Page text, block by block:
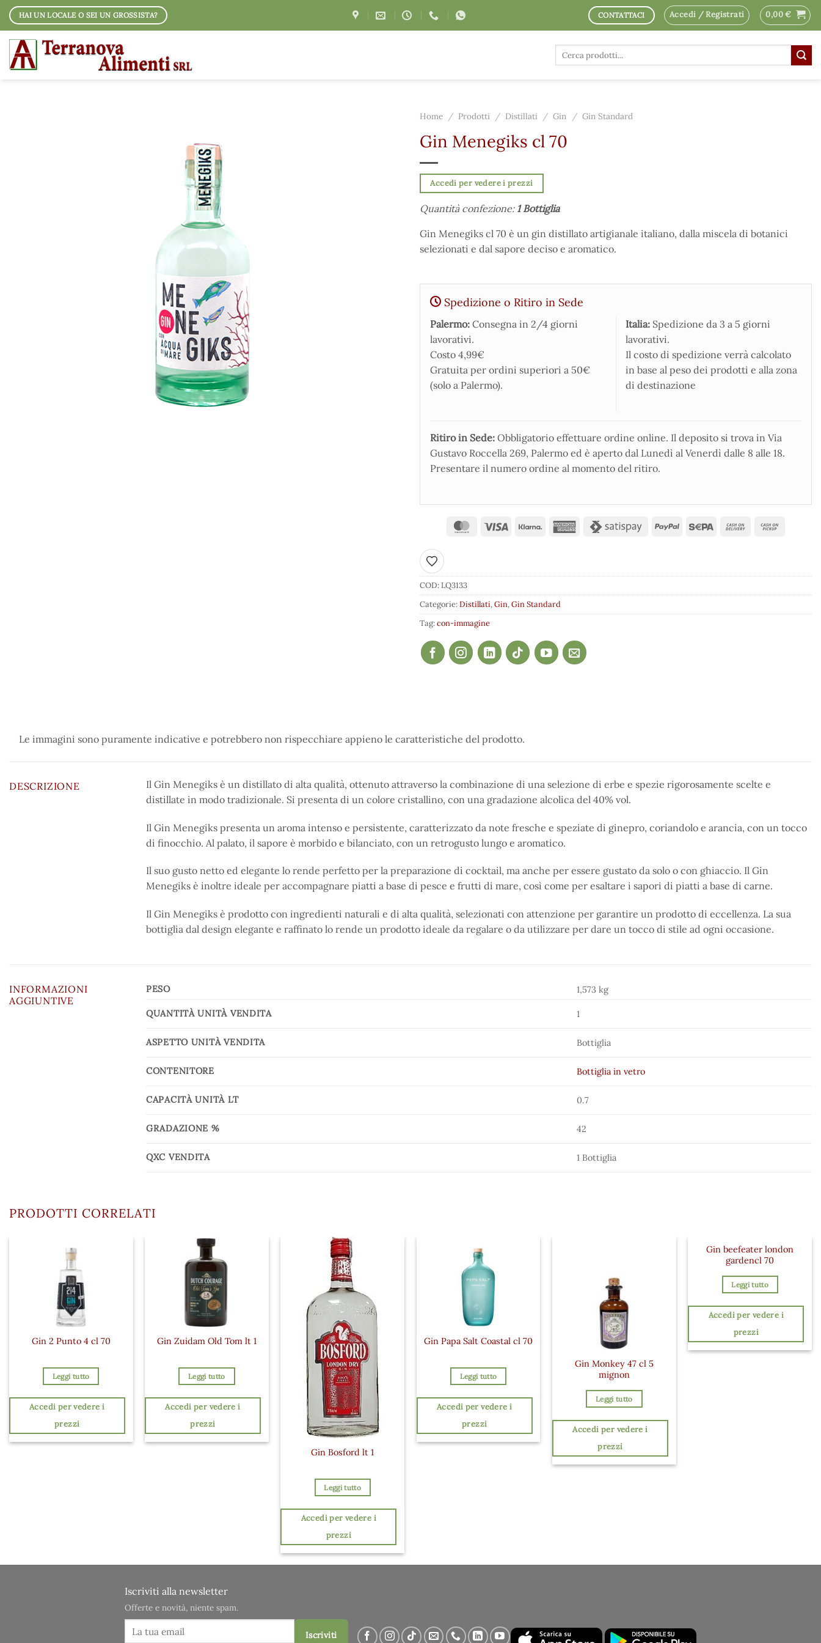
Salta
contenuti
HAI UN LOCALE O SEI UN GROSSISTA? CONTATTACI Accedi / Registrati 0,00€
Cerca:
Home / Prodotti / Distillati / Gin / Gin Standard
Gin Menegiks cl 70
Accedi per vedere i prezzi
Quantità confezione: 1 Bottiglia
Gin Menegiks cl 70 è un gin distillato artigianale italiano, dalla miscela di botanici
selezionati e dal sapore deciso e aromatico.
Spedizione o Ritiro in Sede
Palermo: Consegna in 2/4 giorni
lavorativi.
Costo 4,99€
Gratuita per ordini superiori a 50€
(solo a Palermo).
Italia: Spedizione da 3 a 5 giorni
lavorativi.
Il costo di spedizione verrà calcolato
in base al peso dei prodotti e alla zona
di destinazione
Ritiro in Sede: Obbligatorio effettuare ordine online. Il deposito si trova in Via
Gustavo Roccella 269, Palermo ed è aperto dal Lunedì al Venerdì dalle 8 alle 18.
Presentare il numero ordine al momento del ritiro.
Aggiungi ai preferiti
COD:LQ3133
Categorie:Distillati,Gin,Gin Standard
Tag:con-immagine
Le immagini sono puramente indicative e potrebbero non rispecchiare appieno le caratteristiche del prodotto.
DESCRIZIONE
Il Gin Menegiks è un distillato di alta qualità, ottenuto attraverso la combinazione di una selezione di erbe e spezie rigorosamente scelte e
distillate in modo tradizionale. Si presenta di un colore cristallino, con una gradazione alcolica del 40% vol.
Il Gin Menegiks presenta un aroma intenso e persistente, caratterizzato da note fresche e speziate di ginepro, coriandolo e arancia, con un tocco
di finocchio. Al palato, il sapore è morbido e bilanciato, con un retrogusto lungo e aromatico.
Il suo gusto netto ed elegante lo rende perfetto per la preparazione di cocktail, ma anche per essere gustato da solo o con ghiaccio. Il Gin
Menegiks è inoltre ideale per accompagnare piatti a base di pesce e frutti di mare, così come per esaltare i sapori di piatti a base di carne.
Il Gin Menegiks è prodotto con ingredienti naturali e di alta qualità, selezionati con attenzione per garantire un prodotto di eccellenza. La sua
bottiglia dal design elegante e raffinato lo rende un prodotto ideale da regalare o da utilizzare per dare un tocco di stile ad ogni occasione.
INFORMAZIONI
AGGIUNTIVE
PESO 1,573 kg
QUANTITÀ UNITÀ VENDITA 1
ASPETTO UNITÀ VENDITA Bottiglia
CONTENITORE Bottiglia in vetro
CAPACITÀ UNITÀ LT 0.7
GRADAZIONE % 42
QXC VENDITA 1 Bottiglia
PRODOTTI CORRELATI
Gin 2 Punto 4 cl 70
Leggi tutto
Accedi per vedere i
prezzi
Gin Zuidam Old Tom lt 1
Leggi tutto
Accedi per vedere i
prezzi
Gin Bosford lt 1
Leggi tutto
Accedi per vedere i
prezzi
Gin Papa Salt Coastal cl 70
Leggi tutto
Accedi per vedere i
prezzi
Gin Monkey 47 cl 5
mignon
Leggi tutto
Accedi per vedere i
prezzi
Gin beefeater london
gardencl 70
Leggi tutto
Accedi per vedere i
prezzi
Iscriviti alla newsletter
Offerte e novità, niente spam.
Iscriviti